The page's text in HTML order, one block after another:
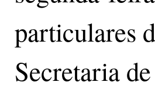
particulares
Secretaria